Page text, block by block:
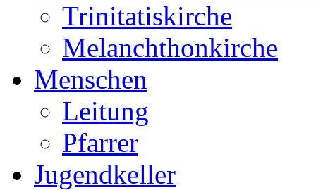
Trinitatiskirche
Melanchthonkirche
Menschen
Leitung
Pfarrer
Jugendkeller